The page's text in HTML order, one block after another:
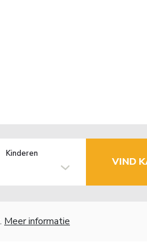
Kinderen
VIND
Meer informatie